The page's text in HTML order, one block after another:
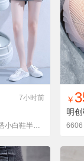
收藏
7小时前
明创鞋业 夏季新款ins百搭小白鞋半托透气懒人休闲女鞋
找
￥
明